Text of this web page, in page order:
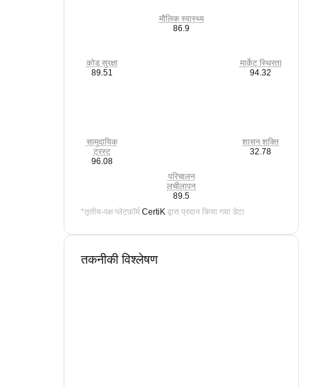
मौलिक स्वास्थ्य
86.9
कोड सुरक्षा
89.51
सामुदायिक
ट्रस्ट
96.08
परिचालन
लचीलापन
89.5
शासन शक्ति
32.78
मार्केट स्थिरता
94.32
*तृतीय-पक्ष प्लेटफ़ॉर्म CertiK द्वारा प्रदान किया गया डेटा
तकनीकी विश्लेषण